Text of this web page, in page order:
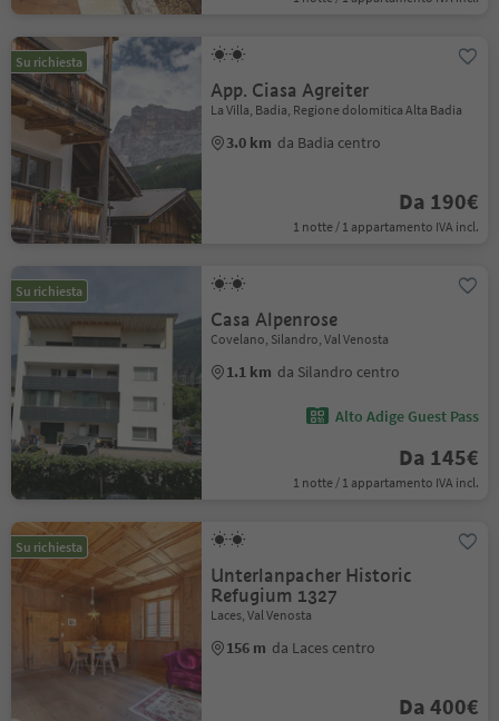
Su richiesta
App. Ciasa Agreiter
La Villa, Badia, Regione dolomitica Alta Badia
3.0 km da Badia centro
Da 190€
1 notte / 1 appartamento IVA incl.
Su richiesta
Casa Alpenrose
Covelano, Silandro, Val Venosta
1.1 km da Silandro centro
Alto Adige Guest Pass
Da 145€
1 notte / 1 appartamento IVA incl.
Su richiesta
Unterlanpacher Historic
Refugium 1327
Laces, Val Venosta
156 m da Laces centro
Da 400€